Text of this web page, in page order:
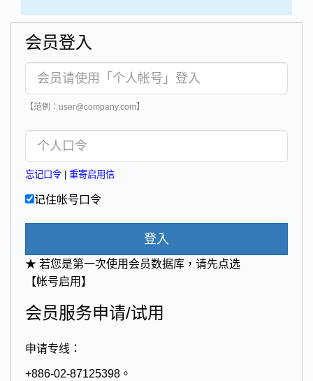
会员登入
【范例：user@company.com】
忘记口令 重寄启用信
记住帐号口令
登入
★ 若您是第一次使用会员数据库，请先点选
【帐号启用】
会员服务申请/试用
申请专线：
+886-02-87125398。